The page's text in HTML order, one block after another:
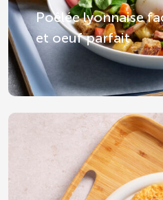
Poêlée lyonnaise
et oeuf parfait